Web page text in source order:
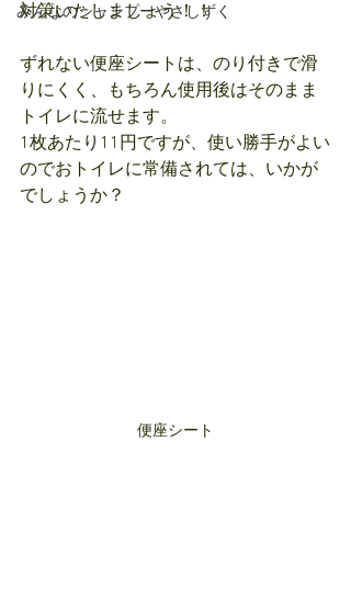
みんなのシャンプーやさしずく
対策いたしましょう！！
ずれない便座シートは、のり付きで滑
りにくく、もちろん使用後はそのまま
トイレに流せます。
1枚あたり11円ですが、使い勝手がよい
のでおトイレに常備されては、いかが
でしょうか？
便座シート